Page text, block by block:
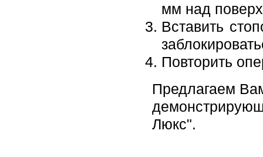
мм над
Вставить
Повторить
Предлагаем
Люкс".